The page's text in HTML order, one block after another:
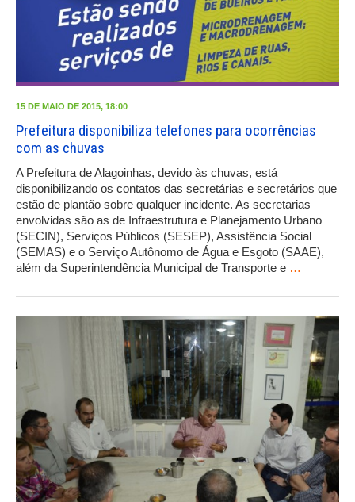
15 DE MAIO DE 2015, 18:00
Prefeitura disponibiliza telefones para ocorrências
com as chuvas
A Prefeitura de Alagoinhas, devido às chuvas, está
disponibilizando os contatos das secretárias e secretários que
estão de plantão sobre qualquer incidente. As secretarias
envolvidas são as de Infraestrutura e Planejamento Urbano
(SECIN), Serviços Públicos (SESEP), Assistência Social
(SEMAS) e o Serviço Autônomo de Água e Esgoto (SAAE),
além da Superintendência Municipal de Transporte e …